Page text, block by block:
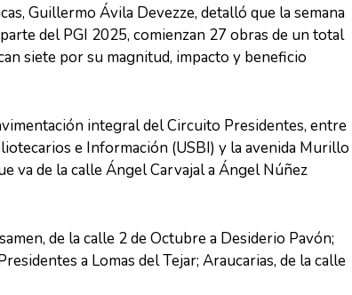
Guillermo Ávila Devezze, detalló que la semana
del PGI 2025, comienzan 27 obras de un total
siete por su magnitud, impacto y beneficio
integral del Circuito Presidentes, entre
e Información (USBI) y la avenida Murillo
va de la calle Ángel Carvajal a Ángel Núñez
de la calle 2 de Octubre a Desiderio Pavón;
a Lomas del Tejar; Araucarias, de la calle